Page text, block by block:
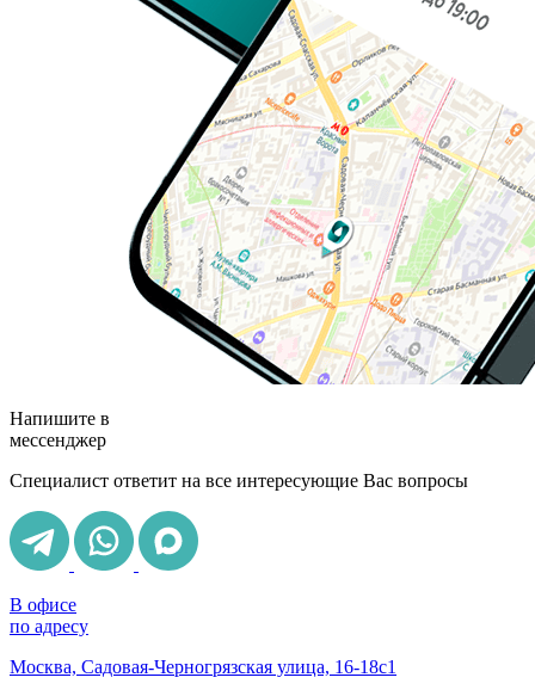
Напишите в
мессенджер
Специалист ответит на все интересующие Вас вопросы
В офисе
по адресу
Москва, Садовая-Черногрязская улица, 16-18с1